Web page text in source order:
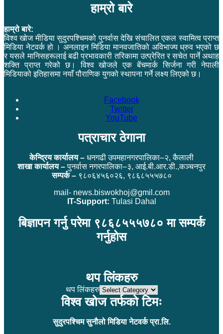
हाम्रो बारे
हाम्रो बारे:
विश्व खोज मीडिया सुदुरपश्चिमको पुनर्वास देखि संचालित एकल स्वामित्व प्राप्त
मिडिया नेटवर्क हो । अनलाइन मिडिया मानवजातिको अविभाज्य ध्रुव भएको छ
र यसले मानिसहरूलाई बढी प्रभावकारी तरिकामा उत्प्रेरित र सचेत पार्ने अथाह
शक्ति प्राप्त गरेको छ। विश्व खोजले एक बेंचमार्क सिर्जना गरी नेपाली
मिडियाको इतिहासमा नयाँ पौराणिक युगको स्थापना गर्ने लक्ष्य लिएको छ।
Facebook
Twitter
YouTube
पत्राचार ठेगाना
केन्द्रिय कार्यालय – धनगढी उपमहानगरपालिका–२, कैलाली
शाखा कार्यालय –पुनर्वास नगरपालिका–३, आई.बी.आर.डी.,कञ्चनपुर
सम्पर्क –९८०६४५६०२६, ९८६८५५५७८०
mail- news.biswokhoj@gmil.com
IT-Support: Tulasi Dahal
बिज्ञापन गर्नु परेमा ९८६८५५५७८० मा सम्पर्क
गर्नुहोस
थप लिंकहरु
थप लिंकहरु
विश्व खोज तर्फको टिमः
सुदुरपश्चिम सुनौलो मिडिया नेटवर्क प्रा.लि.